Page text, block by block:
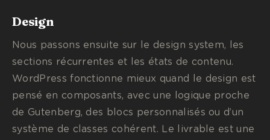
Design
Nous passons ensuite sur le design system, les
sections récurrentes et les états de contenu.
WordPress fonctionne mieux quand le design est
pensé en composants, avec une logique proche
de Gutenberg, des blocs personnalisés ou d’un
système de classes cohérent. Le livrable est une